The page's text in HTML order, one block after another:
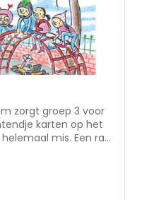
zorgt groep 3 voor
karten op het
mis. Een rat
slaat op hol. Lukt
3 om hun juf te